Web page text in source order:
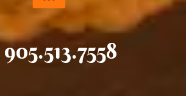
905.513.7558